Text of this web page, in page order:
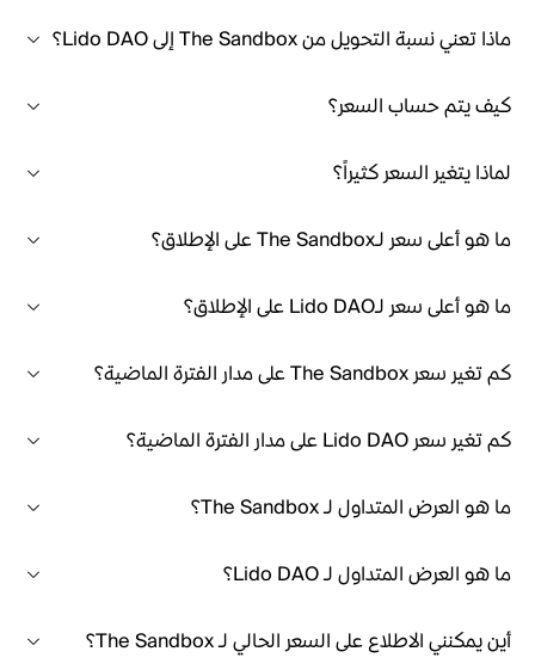
ماذا تعني نسبة التحويل من The Sandbox إلى Lido DAO؟
كيف يتم حساب السعر؟
لماذا يتغير السعر كثيراً؟
ما هو أعلى سعر لـThe Sandbox على الإطلاق؟
ما هو أعلى سعر لـLido DAO على الإطلاق؟
كم تغير سعر The Sandbox على مدار الفترة الماضية؟
كم تغير سعر Lido DAO على مدار الفترة الماضية؟
ما هو العرض المتداول لـ The Sandbox؟
ما هو العرض المتداول لـ Lido DAO؟
أين يمكنني الاطلاع على السعر الحالي لـ The Sandbox؟